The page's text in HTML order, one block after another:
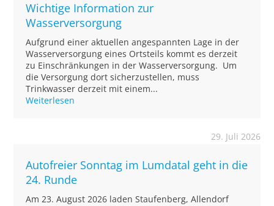
Wichtige Information zur
Wasserversorgung
Aufgrund einer aktuellen angespannten Lage in der
Wasserversorgung eines Ortsteils kommt es derzeit
zu Einschränkungen in der Wasserversorgung. Um
die Versorgung dort sicherzustellen, muss
Trinkwasser derzeit mit einem...
Weiterlesen
29. Juli 2026
Autofreier Sonntag im Lumdatal geht in die
24. Runde
Am 23. August 2026 laden Staufenberg, Allendorf